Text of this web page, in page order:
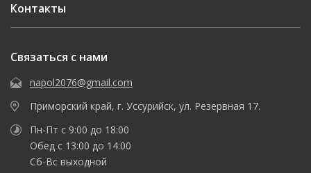
Контакты
Связаться с нами
napol2076@gmail.com
Приморский край, г. Уссурийск, ул. Резервная 17.
Пн-Пт с 9:00 до 18:00
Обед с 13:00 до 14:00
Сб-Вс выходной